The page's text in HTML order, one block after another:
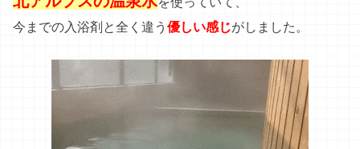
今までの入浴剤と全く違う優しい感じがしました。